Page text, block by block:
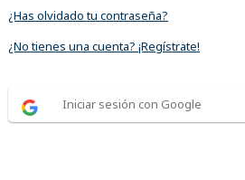
¿Has olvidado tu contraseña?
¿No tienes una cuenta? ¡Regístrate!
Iniciar sesión con Google